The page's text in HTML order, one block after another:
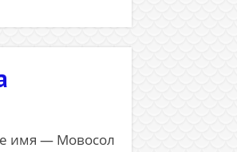
имя — Мовосол